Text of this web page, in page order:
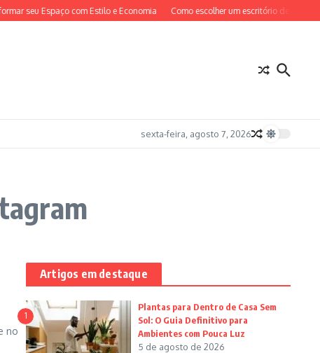
seu Espaço com Estilo e Economia Como escolher um escritório de
sexta-feira, agosto 7, 2026
no
Artigos em destaque
1
Plantas para Dentro de Casa Sem
Sol: O Guia Definitivo para
Ambientes com Pouca Luz
5 de agosto de 2026